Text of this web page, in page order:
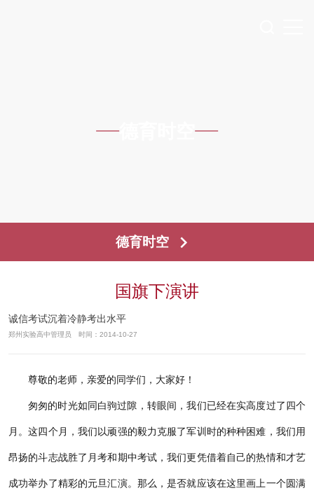
德育时空
德育时空
国旗下演讲
诚信考试沉着冷静考出水平
郑州实验高中管理员 时间：2014-10-27
尊敬的老师，亲爱的同学们，大家好！
匆匆的时光如同白驹过隙，转眼间，我们已经在实高度过了四个
月。这四个月，我们以顽强的毅力克服了军训时的种种困难，我们用
昂扬的斗志战胜了月考和期中考试，我们更凭借着自己的热情和才艺
成功举办了精彩的元旦汇演。那么，是否就应该在这里画上一个圆满